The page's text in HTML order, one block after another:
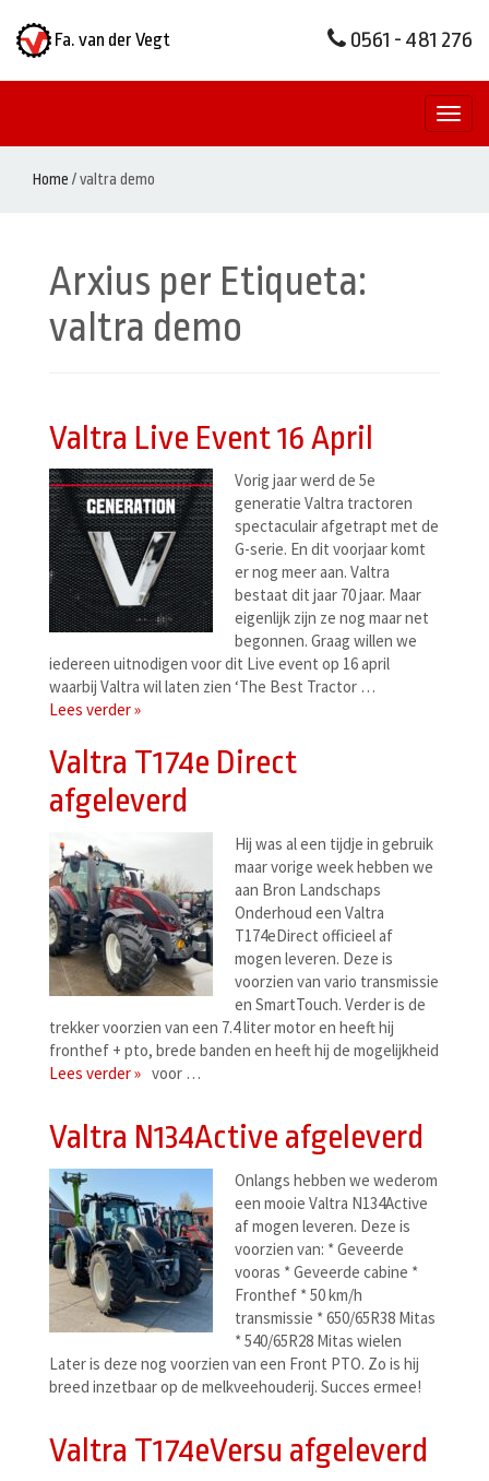
Fa. van der Vegt 0561 - 481 276
Home /valtra demo
Arxius per Etiqueta:
valtra demo
Valtra Live Event 16 April
Vorig jaar werd de 5e
generatie Valtra tractoren
spectaculair afgetrapt met de
G-serie. En dit voorjaar komt
er nog meer aan. Valtra
bestaat dit jaar 70 jaar. Maar
eigenlijk zijn ze nog maar net
begonnen. Graag willen we
iedereen uitnodigen voor dit Live event op 16 april
waarbij Valtra wil laten zien ‘The Best Tractor …
Lees verder »
Valtra T174e Direct
afgeleverd
Hij was al een tijdje in gebruik
maar vorige week hebben we
aan Bron Landschaps
Onderhoud een Valtra
T174eDirect officieel af
mogen leveren. Deze is
voorzien van vario transmissie
en SmartTouch. Verder is de
trekker voorzien van een 7.4 liter motor en heeft hij
fronthef + pto, brede banden en heeft hij de mogelijkheid
voor …
Lees verder »
Valtra N134Active afgeleverd
Onlangs hebben we wederom
een mooie Valtra N134Active
af mogen leveren. Deze is
voorzien van: * Geveerde
vooras * Geveerde cabine *
Fronthef * 50 km/h
transmissie * 650/65R38 Mitas
* 540/65R28 Mitas wielen
Later is deze nog voorzien van een Front PTO. Zo is hij
breed inzetbaar op de melkveehouderij. Succes ermee!
Valtra T174eVersu afgeleverd